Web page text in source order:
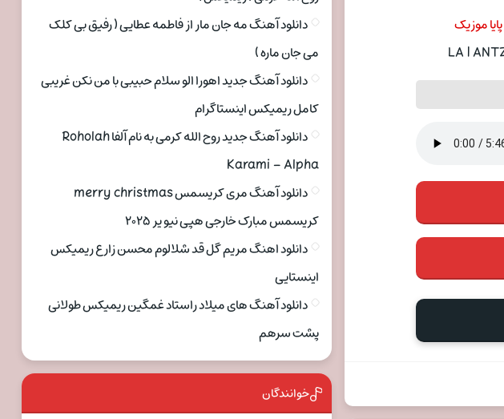
پایا موزیک
دانلود آهنگ مه جان مار از فاطمه عطایی ( رفیق بی کلک
می جان ماره )
دانلود آهنگ جدید اهورا الو سلام حبیبی با من نکن غریبی
کامل ریمیکس اینستاگرام
دانلود آهنگ جدید روح الله کرمی به نام آلفا Roholah
Karami – Alpha
دانلود آهنگ مری کریسمس merry christmas
کریسمس مبارک خارجی هپی نیو یر ۲۰۲۵
دانلود اهنگ مریم گل قد شلالوم محسن زارع ریمیکس
اینستایی
دانلود آهنگ های میلاد راستاد غمگین ریمیکس طولانی
پشت سرهم
خوانندگان